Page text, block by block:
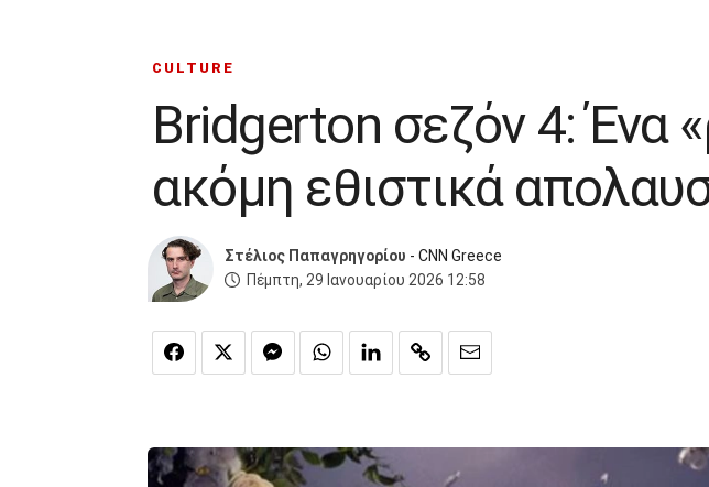
CULTURE
Bridgerton σεζόν 4: Ένα
ακόμη εθιστικά
Στέλιος Παπαγρηγορίου - CNN Greece
Πέμπτη, 29 Ιανουαρίου 2026 12:58